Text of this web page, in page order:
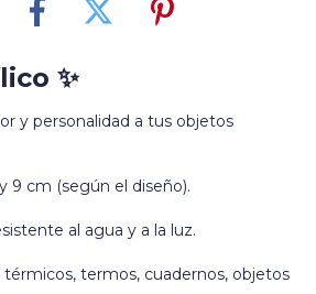
✨
y personalidad a tus objetos
9 cm (según el diseño).
al agua y a la luz.
térmicos, termos, cuadernos, objetos